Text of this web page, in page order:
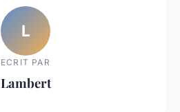
L
ECRIT PAR
Lambert